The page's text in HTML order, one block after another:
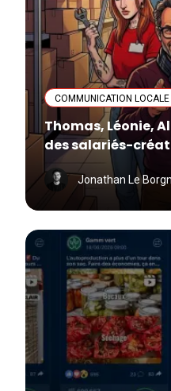
COMMUNICATION LOCALE
Thomas, Léonie,
des salariés-
Jonathan Le